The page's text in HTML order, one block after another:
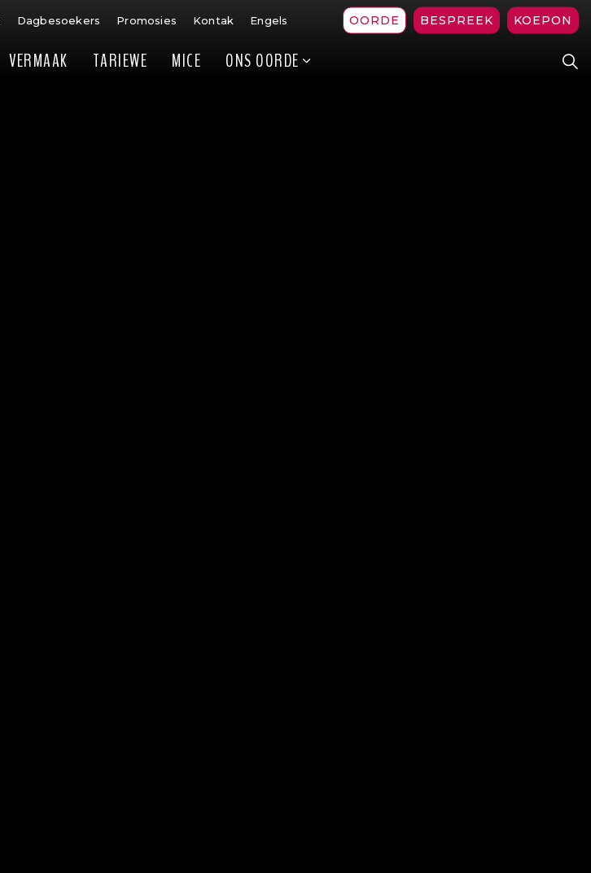
VERMAAK TARIEWE MICE ONS OORDE
Dagbesoekers Promosies Kontak Engels OORDE BESPREEK KOEPON